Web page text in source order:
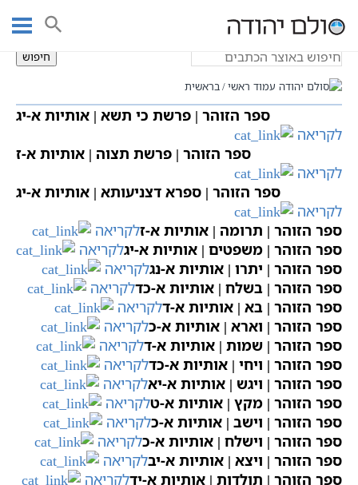
content
בראשית
חיפוש
עמוד ראשי בראשית
ספר הזוהר | פרשת כי תשא | אותיות א-יג
לקריאה
ספר הזוהר | פרשת תצוה | אותיות א-ז
לקריאה
ספר הזוהר | ספרא דצניעותא | אותיות א-יג
לקריאה
ספר הזוהר | תרומה | אותיות א-זלקריאה
ספר הזוהר | משפטים | אותיות א-יגלקריאה
ספר הזוהר | יתרו | אותיות א-נגלקריאה
ספר הזוהר | בשלח | אותיות א-כדלקריאה
ספר הזוהר | בא | אותיות א-דלקריאה
ספר הזוהר | וארא | אותיות א-כלקריאה
ספר הזוהר | שמות | אותיות א-דלקריאה
ספר הזוהר | ויחי | אותיות א-כדלקריאה
ספר הזוהר | ויגש | אותיות א-יאלקריאה
ספר הזוהר | מקץ | אותיות א-טלקריאה
ספר הזוהר | וישב | אותיות א-כלקריאה
ספר הזוהר | וישלח | אותיות א-כלקריאה
ספר הזוהר | ויצא | אותיות א-יבלקריאה
ספר הזוהר | תולדות | אותיות א-ידלקריאה